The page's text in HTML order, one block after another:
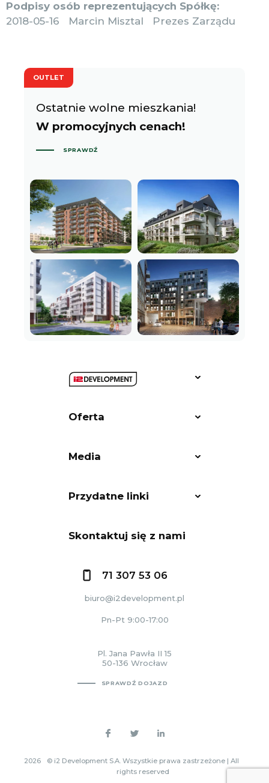
Podpisy osób reprezentujących Spółkę:
2018-05-16 Marcin Misztal Prezes Zarządu
OUTLET
Ostatnie wolne mieszkania!
W promocyjnych cenach!
SPRAWDŹ
Oferta
Media
Przydatne linki
Skontaktuj się z nami
71 307 53 06
biuro@i2development.pl
Pn-Pt 9:00-17:00
Pl. Jana Pawła II 15
50-136 Wrocław
SPRAWDŹ DOJAZD
2026
© i2 Development S.A. Wszystkie prawa zastrzeżone | All
rights reserved